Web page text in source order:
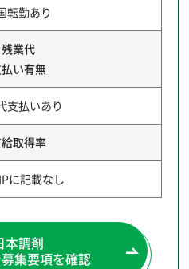
転勤あり
残業代
い有無
支払いあり
取得率
に記載なし
本調剤
集要項を確認